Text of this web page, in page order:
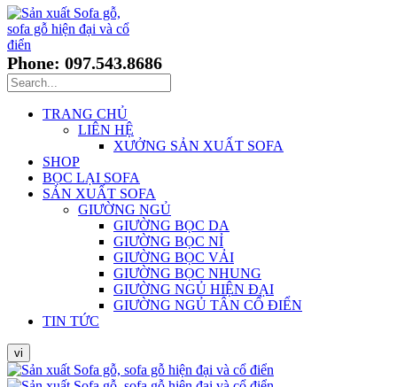
Phone: 097.543.8686
TRANG CHỦ
LIÊN HỆ
XƯỞNG SẢN XUẤT SOFA
SHOP
BỌC LẠI SOFA
SẢN XUẤT SOFA
GIƯỜNG NGỦ
GIƯỜNG BỌC DA
GIƯỜNG BỌC NỈ
GIƯỜNG BỌC VẢI
GIƯỜNG BỌC NHUNG
GIƯỜNG NGỦ HIỆN ĐẠI
GIƯỜNG NGỦ TÂN CỔ ĐIỂN
TIN TỨC
vi